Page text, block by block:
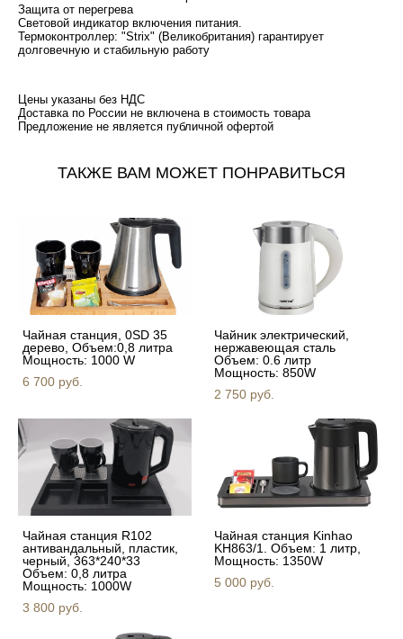
Защита от перегрева
Световой индикатор включения питания.
Термоконтроллер: "Strix" (Великобритания) гарантирует
долговечную и стабильную работу
Цены указаны без НДС
Доставка по России не включена в стоимость товара
​Предложение не является публичной офертой
ТАКЖЕ ВАМ МОЖЕТ ПОНРАВИТЬСЯ
Чайная станция, 0SD 35
дерево, Объем:0,8 литра
Мощность: 1000 W
6 700 pуб.
Чайник электрический,
нержавеющая сталь
Объем: 0.6 литр
Мощность: 850W
2 750 pуб.
Чайная станция R102
антивандальный, пластик,
черный, 363*240*33
Объем: 0,8 литра
Мощность: 1000W
3 800 pуб.
Чайная станция Kinhao
KH863/1. Объем: 1 литр,
Мощность: 1350W
5 000 pуб.